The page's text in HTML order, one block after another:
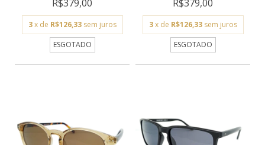
R$379,00
3 x de R$126,33 sem juros
ESGOTADO
R$379,00
3 x de R$126,33 sem juros
ESGOTADO